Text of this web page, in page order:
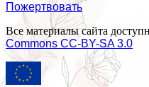
Пожертвовать
Все материалы сайта
Commons СС-BY-SA 3.0